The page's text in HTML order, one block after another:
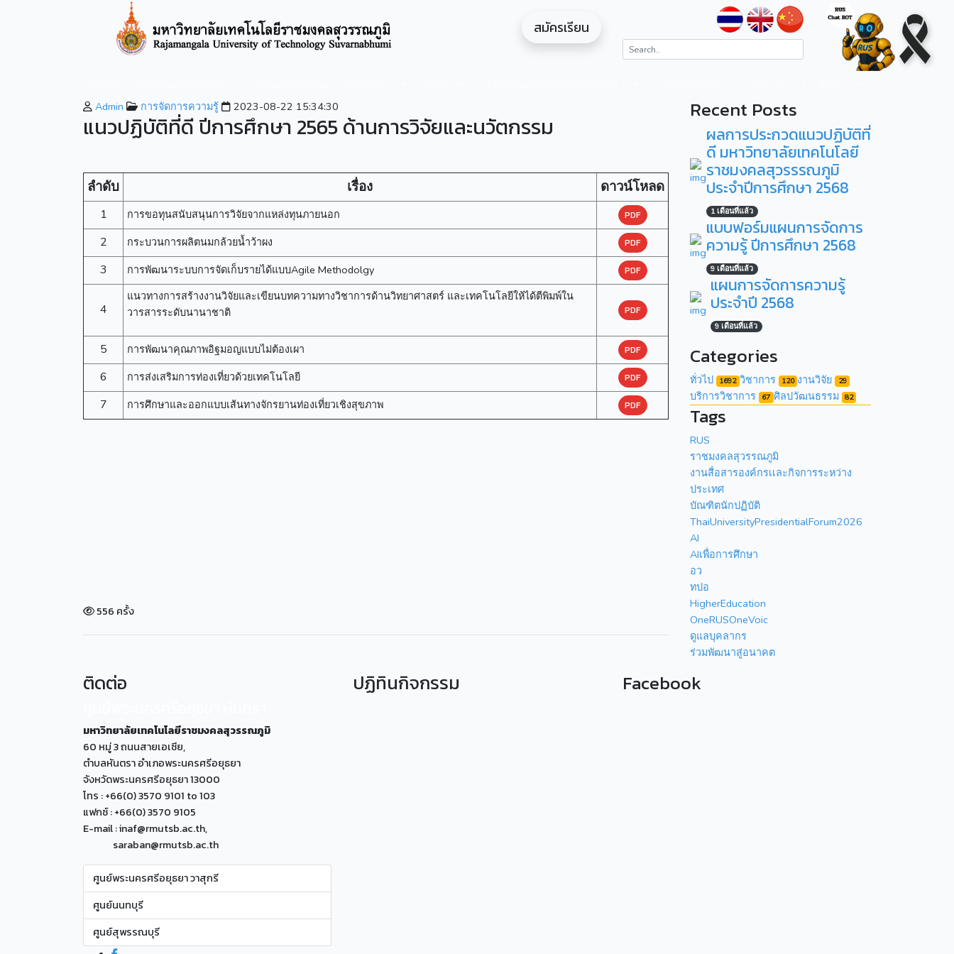
สมัครเรียน
Admin การจัดการความรู้ 2023-08-22 15:34:30
แนวปฏิบัติที่ดี ปีการศึกษา 2565 ด้านการวิจัยและนวัตกรรม
ลำดับ เรื่อง ดาวน์โหลด
1 การขอทุนสนับสนุนการวิจัยจากแหล่งทุนภายนอก PDF
2 กระบวนการผลิตนมกล้วยน้ำว้าผง PDF
3 การพัฒนาระบบการจัดเก็บรายได้แบบAgile Methodolgy PDF
4
แนวทางการสร้างงานวิจัยและเขียนบทความทางวิชาการด้านวิทยาศาสตร์ และเทคโนโลยีให้ได้ตีพิมพ์ใน
วารสารระดับนานาชาติ
PDF
5 การพัฒนาคุณภาพอิฐมอญแบบไม่ต้องเผา PDF
6 การส่งเสริมการท่องเที่ยวด้วยเทคโนโลยี PDF
7 การศึกษาและออกแบบเส้นทางจักรยานท่องเที่ยวเชิงสุขภาพ PDF
556 ครั้ง
Recent Posts
ผลการประกวดแนวปฏิบัติที่
ดี มหาวิทยาลัยเทคโนโลยี
ราชมงคลสุวรรรณภูมิ
ประจำปีการศึกษา 2568
1 เดือนที่แล้ว
แบบฟอร์มแผนการจัดการ
ความรู้ ปีการศึกษา 2568
9 เดือนที่แล้ว
แผนการจัดการความรู้
ประจำปี 2568
9 เดือนที่แล้ว
Categories
ทั่วไป 1692 วิชาการ 120 งานวิจัย 29
บริการวิชาการ 67 ศิลปวัฒนธรรม 82
Tags
RUS
ราชมงคลสุวรรณภูมิ
งานสื่อสารองค์กรเเละกิจการระหว่าง
ประเทศ
บัณฑิตนักปฏิบัติ
ThaiUniversityPresidentialForum2026
AI
AIเพื่อการศึกษา
อว
ทปอ
HigherEducation
OneRUSOneVoic
ดูแลบุคลากร
ร่วมพัฒนาสู่อนาคต
ติดต่อ
มหาวิทยาลัยเทคโนโลยีราชมงคลสุวรรณภูมิ
60 หมู่ 3 ถนนสายเอเซีย,
ตำบลหันตรา อำเภอพระนครศรีอยุธยา
จังหวัดพระนครศรีอยุธยา 13000
โทร : +66(0) 3570 9101 to 103
แฟกซ์ : +66(0) 3570 9105
E-mail : inaf@rmutsb.ac.th,
saraban@rmutsb.ac.th
ศูนย์พระนครศรีอยุธยา วาสุกรี
ศูนย์นนทบุรี
ศูนย์สุพรรณบุรี
ปฏิทินกิจกรรม Facebook